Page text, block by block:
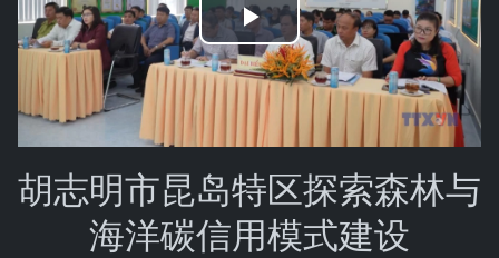
Play
Video
胡志明市昆岛特区探索森林与
海洋碳信用模式建设